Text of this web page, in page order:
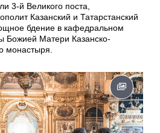
3-й Великого поста,
Казанский и Татарстанский
бдение в кафедральном
Божией Матери Казанско-
монастыря.